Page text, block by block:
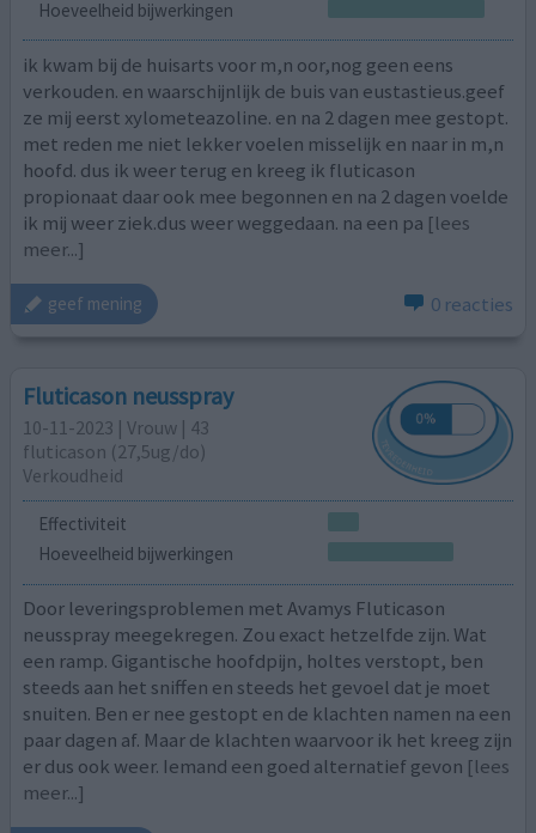
Hoeveelheid bijwerkingen
ik kwam bij de huisarts voor m,n oor,nog geen eens
verkouden. en waarschijnlijk de buis van eustastieus.geef
ze mij eerst xylometeazoline. en na 2 dagen mee gestopt.
met reden me niet lekker voelen misselijk en naar in m,n
hoofd. dus ik weer terug en kreeg ik fluticason
propionaat daar ook mee begonnen en na 2 dagen voelde
ik mij weer ziek.dus weer weggedaan. na een pa [lees
meer...]
geef mening 0 reacties
Fluticason neusspray
10-11-2023 | Vrouw | 43
fluticason (27,5ug/do)
Verkoudheid
Effectiviteit
Hoeveelheid bijwerkingen
Door leveringsproblemen met Avamys Fluticason
neusspray meegekregen. Zou exact hetzelfde zijn. Wat
een ramp. Gigantische hoofdpijn, holtes verstopt, ben
steeds aan het sniffen en steeds het gevoel dat je moet
snuiten. Ben er nee gestopt en de klachten namen na een
paar dagen af. Maar de klachten waarvoor ik het kreeg zijn
er dus ook weer. Iemand een goed alternatief gevon [lees
meer...]